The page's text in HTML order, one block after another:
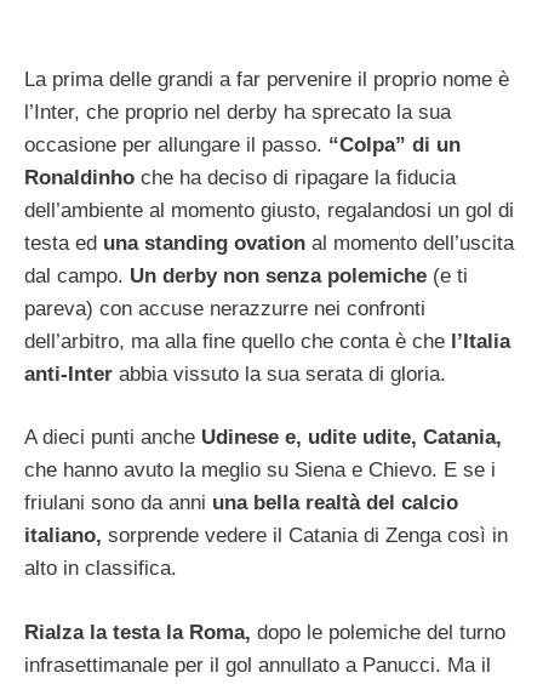
La prima delle grandi a far pervenire il proprio nome è
l’Inter, che proprio nel derby ha sprecato la sua
occasione per allungare il passo. “Colpa” di un
Ronaldinho che ha deciso di ripagare la fiducia
dell’ambiente al momento giusto, regalandosi un gol di
testa ed una standing ovation al momento dell’uscita
dal campo. Un derby non senza polemiche (e ti
pareva) con accuse nerazzurre nei confronti
dell’arbitro, ma alla fine quello che conta è che l’Italia
anti-Inter abbia vissuto la sua serata di gloria.
A dieci punti anche Udinese e, udite udite, Catania,
che hanno avuto la meglio su Siena e Chievo. E se i
friulani sono da anni una bella realtà del calcio
italiano, sorprende vedere il Catania di Zenga così in
alto in classifica.
Rialza la testa la Roma, dopo le polemiche del turno
infrasettimanale per il gol annullato a Panucci. Ma il